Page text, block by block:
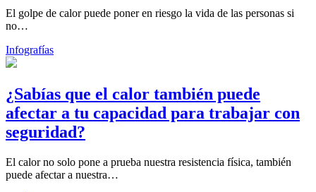
El golpe de calor puede poner en riesgo la vida de las personas si
no…
Infografías
¿Sabías que el calor también puede
afectar a tu capacidad para trabajar con
seguridad?
El calor no solo pone a prueba nuestra resistencia física, también
puede afectar a nuestra…